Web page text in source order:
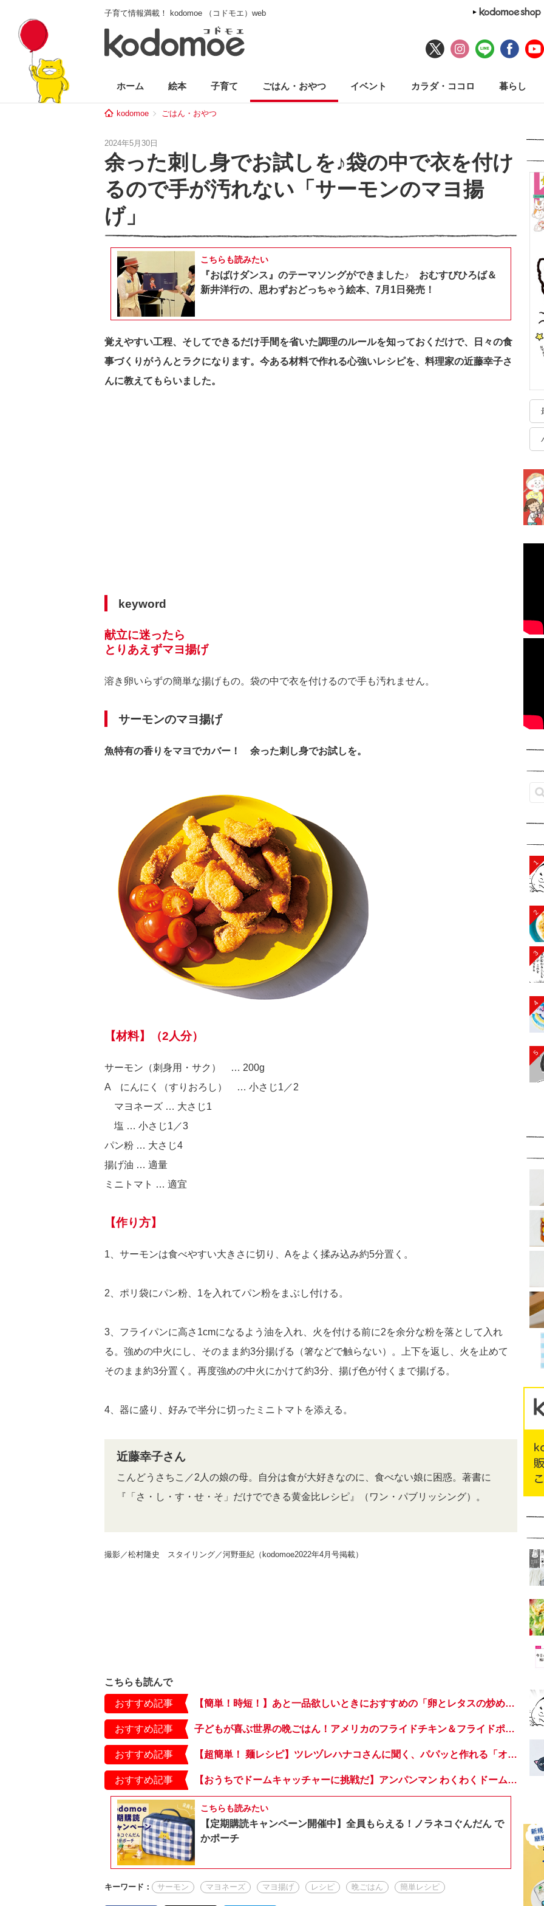
子育て情報満載！ kodomoe （コドモエ）web
ホーム 絵本 子育て ごはん・おやつ イベント カラダ・ココロ 暮らし
kodomoe ごはん・おやつ
2024年5月30日
余った刺し身でお試しを♪袋の中で衣を付け
るので手が汚れない「サーモンのマヨ揚
げ」
こちらも読みたい
『おばけダンス』のテーマソングができました♪ おむすびひろば＆
新井洋行の、思わずおどっちゃう絵本、7月1日発売！
覚えやすい工程、そしてできるだけ手間を省いた調理のルールを知っておくだけで、日々の食
事づくりがうんとラクになります。今ある材料で作れる心強いレシピを、料理家の近藤幸子さ
んに教えてもらいました。
keyword
献立に迷ったら
とりあえずマヨ揚げ
溶き卵いらずの簡単な揚げもの。袋の中で衣を付けるので手も汚れません。
サーモンのマヨ揚げ
魚特有の香りをマヨでカバー！ 余った刺し身でお試しを。
【材料】（2人分）
サーモン（刺身用・サク） … 200g
A にんにく（すりおろし） … 小さじ1／2
マヨネーズ … 大さじ1
塩 … 小さじ1／3
パン粉 … 大さじ4
揚げ油 … 適量
ミニトマト … 適宜
【作り方】
1、サーモンは食べやすい大きさに切り、Aをよく揉み込み約5分置く。
2、ポリ袋にパン粉、1を入れてパン粉をまぶし付ける。
3、フライパンに高さ1cmになるよう油を入れ、火を付ける前に2を余分な粉を落として入れ
る。強めの中火にし、そのまま約3分揚げる（箸などで触らない）。上下を返し、火を止めて
そのまま約3分置く。再度強めの中火にかけて約3分、揚げ色が付くまで揚げる。
4、器に盛り、好みで半分に切ったミニトマトを添える。
近藤幸子さん
こんどうさちこ／2人の娘の母。自分は食が大好きなのに、食べない娘に困惑。著書に
『「さ・し・す・せ・そ」だけでできる黄金比レシピ』（ワン・パブリッシング）。
撮影／松村隆史 スタイリング／河野亜紀（kodomoe2022年4月号掲載）
こちらも読んで
おすすめ記事 【簡単！時短！】あと一品欲しいときにおすすめの「卵とレタスの炒めもの」のレシピ
おすすめ記事 子どもが喜ぶ世界の晩ごはん！アメリカのフライドチキン＆フライドポテト
おすすめ記事 【超簡単！ 麺レシピ】ツレヅレハナコさんに聞く、パパッと作れる「オイルサーディンとミニトマトの冷製パスタ」
おすすめ記事 【おうちでドームキャッチャーに挑戦だ】アンパンマン わくわくドームキャッチャー
こちらも読みたい
【定期購読キャンペーン開催中】全員もらえる！ノラネコぐんだん で
かポーチ
キーワード： サーモン マヨネーズ マヨ揚げ レシピ 晩ごはん 簡単レシピ
1
2
3
4
5